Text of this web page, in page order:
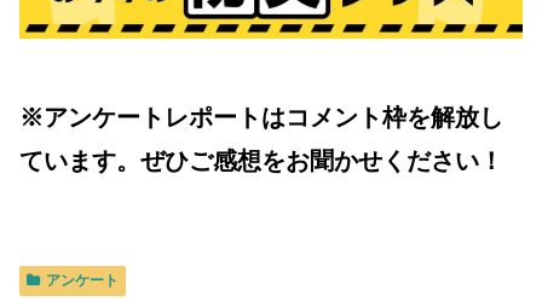
※アンケートレポートはコメント枠を解放し
ています。ぜひご感想をお聞かせください！
アンケート